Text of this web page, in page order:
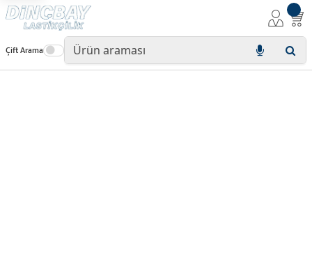
Çift Arama